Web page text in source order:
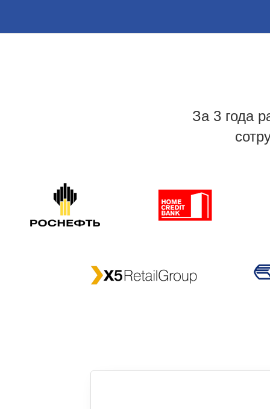
За 3 года